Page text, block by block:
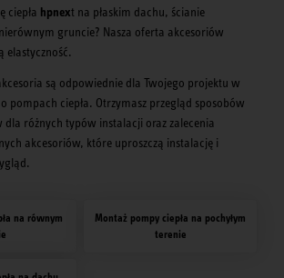
ciepła hpnext na płaskim dachu, ścianie
gruncie? Nasza oferta akcesoriów
elastyczność.
są odpowiednie dla Twojego projektu w
pompach ciepła. Otrzymasz przegląd sposobów
dla różnych typów instalacji oraz zalecenia
akcesoriów, które uproszczą instalację i
na równym
Montaż pompy ciepła na pochyłym
terenie